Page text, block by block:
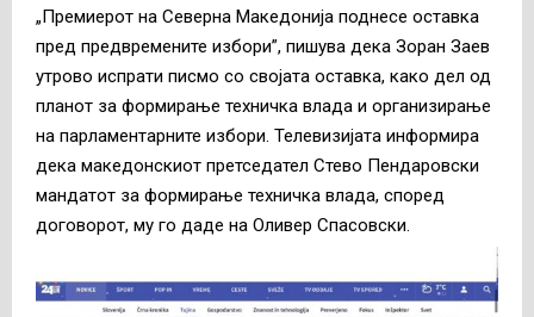
„Премиерот на Северна Македонија поднесе оставка
пред предвремените избори”, пишува дека Зоран Заев
утрово испрати писмо со својата оставка, како дел од
планот за формирање техничка влада и организирање
на парламентарните избори. Телевизијата информира
дека македонскиот претседател Стево Пендаровски
мандатот за формирање техничка влада, според
договорот, му го даде на Оливер Спасовски.